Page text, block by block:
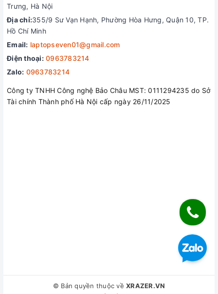
cạnh hông và cạnh bên phải là nơi đặt cổng USB Type-C và
Trưng, Hà Nội
Địa chỉ:355/9 Sư Vạn Hạnh, Phường Hòa Hưng, Quận 10, TP.
Hồ Chí Minh
Email: laptopseven01@gmail.com
Điện thoại: 0963783214
Zalo: 0963783214
Công ty TNHH Công nghệ Bảo Châu MST: 0111294235 do Sở
Tài chính Thành phố Hà Nội cấp ngày 26/11/2025
© Bản quyền thuộc về XRAZER.VN